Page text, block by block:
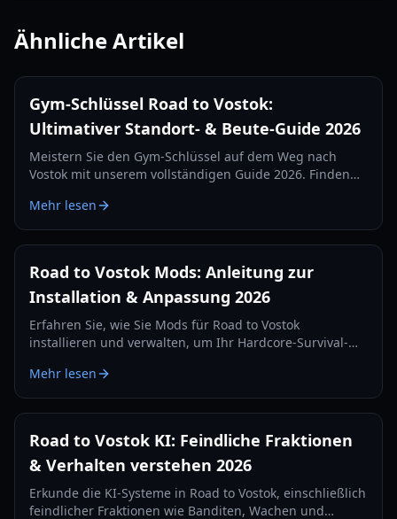
Ähnliche Artikel
Gym-Schlüssel Road to Vostok:
Ultimativer Standort- & Beute-Guide 2026
Meistern Sie den Gym-Schlüssel auf dem Weg nach
Vostok mit unserem vollständigen Guide 2026. Finden
Überlebensstrategien für die Schulkarte.
Mehr lesen
Road to Vostok Mods: Anleitung zur
Installation & Anpassung 2026
Erfahren Sie, wie Sie Mods für Road to Vostok
installieren und verwalten, um Ihr Hardcore-Survival-
und Best Practices für die Anpassung kennen.
Mehr lesen
Road to Vostok KI: Feindliche Fraktionen
& Verhalten verstehen 2026
Erkunde die KI-Systeme in Road to Vostok, einschließlich
feindlicher Fraktionen wie Banditen, Wachen und